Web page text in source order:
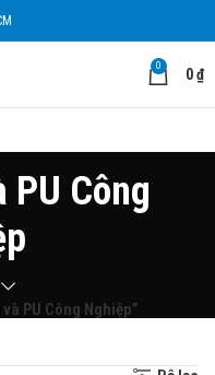
0 0₫
PU Công
PU Công Nghiệp”